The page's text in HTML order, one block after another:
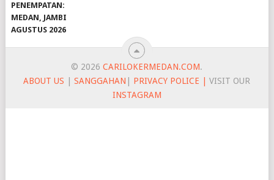
PENEMPATAN:
MEDAN, JAMBI
AGUSTUS 2026
© 2026CARILOKERMEDAN.COM.
ABOUT US |SANGGAHAN PRIVACY POLICE |
VISIT OUR
INSTAGRAM